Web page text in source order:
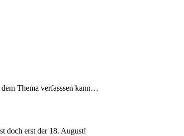
Thema verfasssen kann…
doch erst der 18. August!